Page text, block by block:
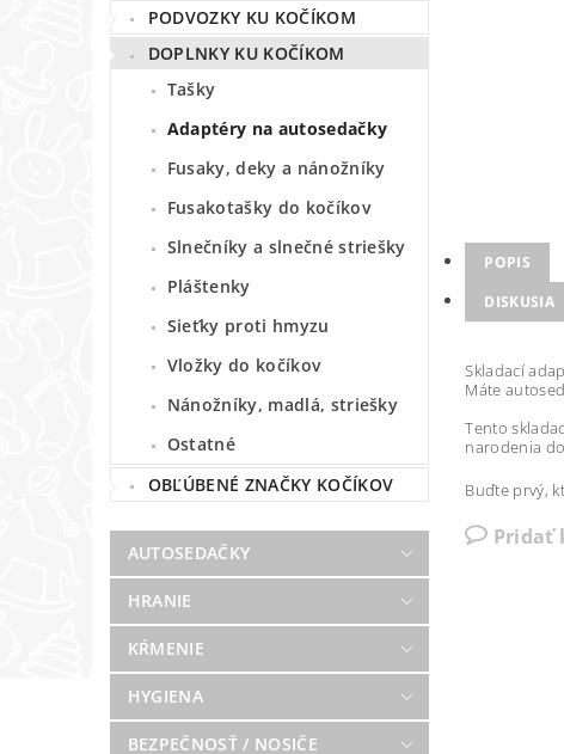
PODVOZKY KU KOČÍKOM
DOPLNKY KU KOČÍKOM
Tašky
Adaptéry na autosedačky
Fusaky, deky a nánožníky
Fusakotašky do kočíkov
Slnečníky a slnečné striešky
Pláštenky
Sieťky proti hmyzu
Vložky do kočíkov
Nánožníky, madlá, striešky
Ostatné
OBĽÚBENÉ ZNAČKY KOČÍKOV
AUTOSEDAČKY
HRANIE
KŔMENIE
HYGIENA
BEZPEČNOSŤ / NOSIČE
POPIS
DISKUSIA
Skladací
Máte
Tento
narodenia
Buďte prvý,
Pridať